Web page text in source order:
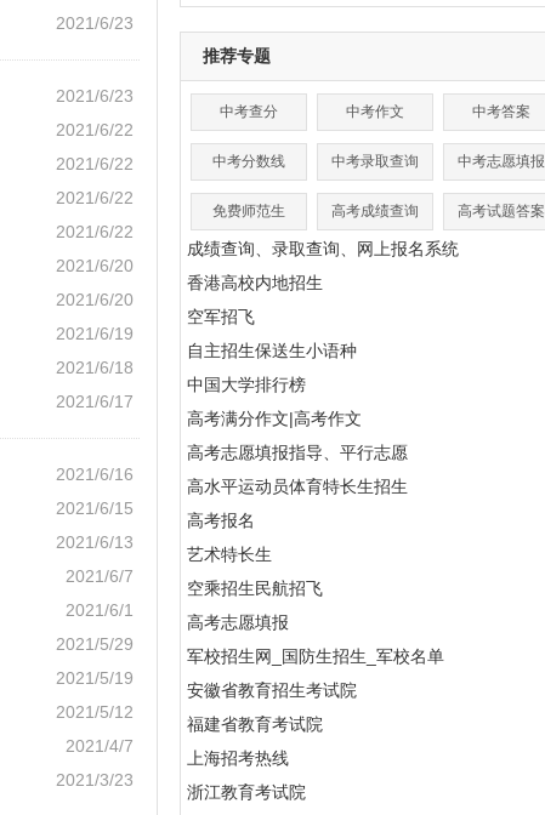
2021/6/23
2021/6/23
2021/6/22
2021/6/22
2021/6/22
2021/6/22
2021/6/20
2021/6/20
2021/6/19
2021/6/18
2021/6/17
2021/6/16
2021/6/15
2021/6/13
2021/6/7
2021/6/1
2021/5/29
2021/5/19
2021/5/12
2021/4/7
2021/3/23
推荐专题
中考查分 中考作文 中考答案
中考分数线 中考录取查询 中考志愿填报
免费师范生 高考成绩查询 高考试题答案
成绩查询、录取查询、网上报名系统
香港高校内地招生
空军招飞
自主招生保送生小语种
中国大学排行榜
高考满分作文|高考作文
高考志愿填报指导、平行志愿
高水平运动员体育特长生招生
高考报名
艺术特长生
空乘招生民航招飞
高考志愿填报
军校招生网_国防生招生_军校名单
安徽省教育招生考试院
福建省教育考试院
上海招考热线
浙江教育考试院